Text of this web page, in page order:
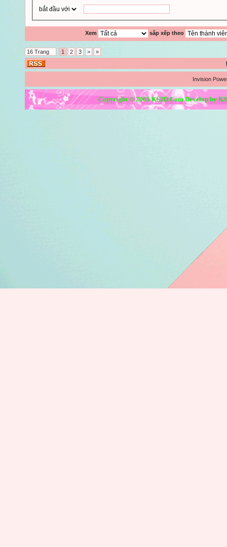
Xem sắp xếp theo
16 Trang 1 2 3 > »
Invision
Copyright © 2005 KS2D.Com Develop by